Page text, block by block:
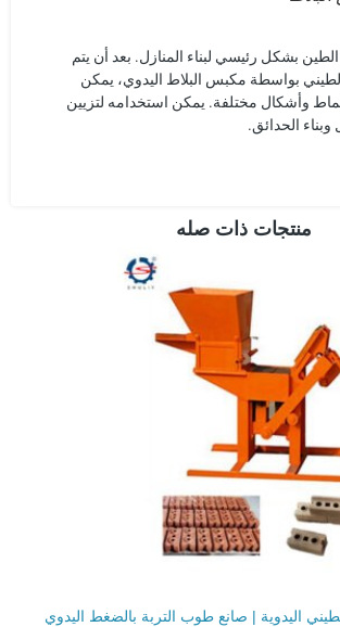
بشكل رئيسي لبناء المنازل. بعد أن يتم
بواسطة مكبس البلاط اليدوي، يمكن
وأشكال مختلفة. يمكن استخدامه لتزيين
الحدائق.
منتجات ذات صله
اليدوية | صانع طوب التربة بالضغط اليدوي